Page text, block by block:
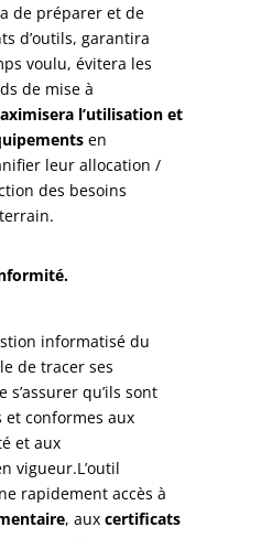
de préparer et de
d’outils, garantira
voulu, évitera les
de mise à
l’utilisation et
en
leur allocation /
des besoins
informatisé du
de tracer ses
qu’ils sont
et conformes aux
et aux
vigueur.L’outil
rapidement accès à
, aux certificats